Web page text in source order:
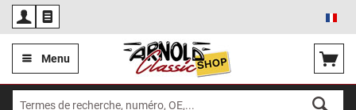
Menu